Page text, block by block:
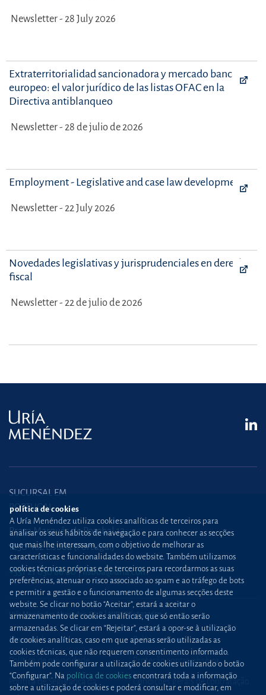
Newsletter - 28 July 2026
Extraterritorialidad sancionadora y mercado bancario
europeo: el valor jurídico de las listas OFAC en la
Directiva antiblanqueo
Newsletter - 28 de julio de 2026
Employment - Legislative and case law developments
Newsletter - 22 July 2026
Novedades legislativas y jurisprudenciales en derecho
fiscal
Newsletter - 22 de julio de 2026
SUCURSAL EM
PORTUGAL
Praça Marquês de Pombal,12
1250-162 Lisboa (Portugal)
+351 21 030 86 00 lisboa@uria.com
Uría Menéndez Abogados, S.L.P. | NIPC PT980226511
Mapa web Política de cookies
Política de privacidade Proteção contraphishing
Política de Segurança da
Condições gerais de contratação
política de cookies
A Uría Menéndez utiliza cookies analíticas de terceiros para
analisar os seus hábitos de navegação e para conhecer as secções
que mais lhe interessam, com o objetivo de melhorar as
características e funcionalidades do website. Também utilizamos
cookies técnicas próprias e de terceiros para recordarmos as suas
preferências, atenuar o risco associado ao spam e ao tráfego de bots
e permitir a gestão e o funcionamento de algumas secções deste
website. Se clicar no botão “Aceitar”, estará a aceitar o
armazenamento de cookies analíticas, que só então serão
armazenadas. Se clicar em “Rejeitar”, estará a opor-se à utilização
de cookies analíticas, caso em que apenas serão utilizadas as
cookies técnicas, que não requerem consentimento informado.
Também pode configurar a utilização de cookies utilizando o botão
“Configurar”. Na política de cookies encontrará toda a informação
sobre a utilização de cookies e poderá consultar e modificar, em